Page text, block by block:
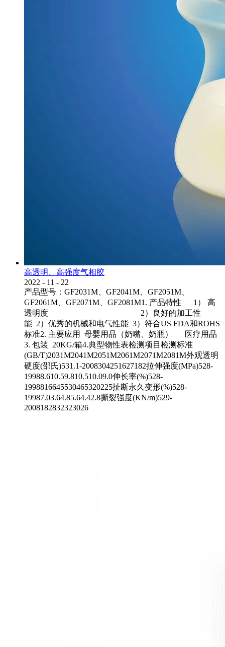
高透明、高强度气相胶
2022 - 11 - 22
产品型号：GF2031M、GF2041M、GF2051M、
GF2061M、GF2071M、GF2081M1. 产品特性 1） 高
透明度 2）良好的加工性
能 2）优秀的机械和电气性能 3）符合US FDA和ROHS
标准2. 主要应用 母婴用品（奶嘴、奶瓶） 医疗用品
3. 包装 20KG/箱4.典型物性表检测项目检测标准
(GB/T)2031M2041M2051M2061M2071M2081M外观透明
硬度(邵氏)531.1-2008304251627182拉伸强度(MPa)528-
19988.610.59.810.510.09.0伸长率(%)528-
1998816645530465320225扯断永久变形(%)528-
19987.03.64.85.64.42.8撕裂强度(KN/m)529-
2008182832323026